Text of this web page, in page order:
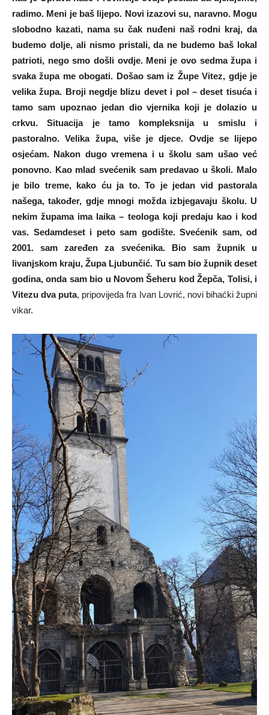
radimo. Meni je baš lijepo. Novi izazovi su, naravno. Mogu
slobodno kazati, nama su čak nuđeni naš rodni kraj, da
budemo dolje, ali nismo pristali, da ne budemo baš lokal
patrioti, nego smo došli ovdje. Meni je ovo sedma župa i
svaka župa me obogati. Došao sam iz Župe Vitez, gdje je
velika župa. Broji negdje blizu devet i pol – deset tisuća i
tamo sam upoznao jedan dio vjernika koji je dolazio u
crkvu. Situacija je tamo kompleksnija u smislu i
pastoralno. Velika župa, više je djece. Ovdje se lijepo
osjećam. Nakon dugo vremena i u školu sam ušao već
ponovno. Kao mlad svećenik sam predavao u školi. Malo
je bilo treme, kako ću ja to. To je jedan vid pastorala
našega, također, gdje mnogi možda izbjegavaju školu. U
nekim župama ima laika – teologa koji predaju kao i kod
vas. Sedamdeset i peto sam godište. Svećenik sam, od
2001. sam zaređen za svećenika. Bio sam župnik u
livanjskom kraju, Župa Ljubunčić. Tu sam bio župnik deset
godina, onda sam bio u Novom Šeheru kod Žepča, Tolisi, i
Vitezu dva puta, pripovijeda fra Ivan Lovrić, novi bihaćki župni
vikar.